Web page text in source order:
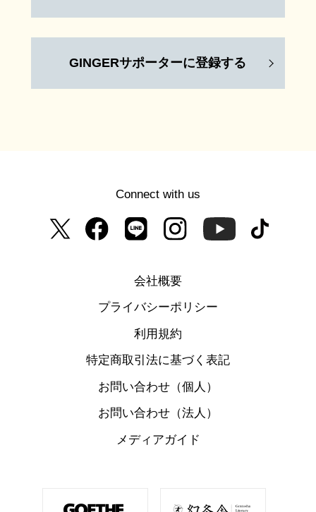
GINGERサポーターに登録する
Connect with us
会社概要
プライバシーポリシー
利用規約
特定商取引法に基づく表記
お問い合わせ（個人）
お問い合わせ（法人）
メディアガイド